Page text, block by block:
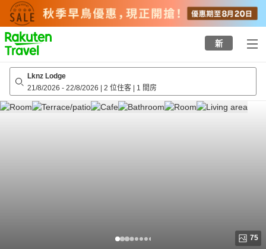
to
top
page
新
Lknz Lodge
21/8/2026 - 22/8/2026 | 2 位住客 | 1 間房
75